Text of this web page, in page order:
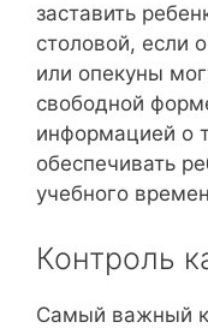
заставить
столовой, если
или опекуны
свободной
информацией о
обеспечивать
учебного
Контроль
Самый важный